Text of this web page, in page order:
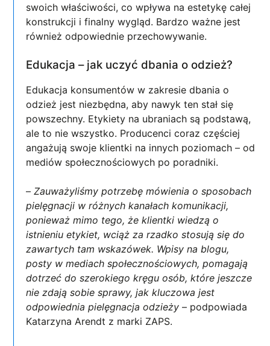
swoich właściwości, co wpływa na estetykę całej
konstrukcji i finalny wygląd. Bardzo ważne jest
również odpowiednie przechowywanie.
Edukacja – jak uczyć dbania o odzież?
Edukacja konsumentów w zakresie dbania o
odzież jest niezbędna, aby nawyk ten stał się
powszechny. Etykiety na ubraniach są podstawą,
ale to nie wszystko. Producenci coraz częściej
angażują swoje klientki na innych poziomach – od
mediów społecznościowych po poradniki.
–Zauważyliśmy potrzebę mówienia o sposobach
pielęgnacji w różnych kanałach komunikacji,
ponieważ mimo tego, że klientki wiedzą o
istnieniu etykiet, wciąż za rzadko stosują się do
zawartych tam wskazówek. Wpisy na blogu,
posty w mediach społecznościowych, pomagają
dotrzeć do szerokiego kręgu osób, które jeszcze
nie zdają sobie sprawy, jak kluczowa jest
odpowiednia pielęgnacja odzieży– podpowiada
Katarzyna Arendt z marki ZAPS.